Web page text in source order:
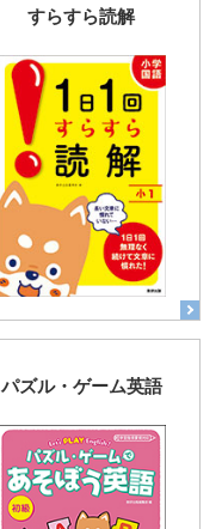
すらすら読解
パズル・ゲーム英語